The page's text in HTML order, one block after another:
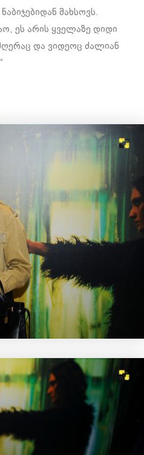
მახსოვს.
ეს არის ყველაზე დიდი
და ვიდეოც ძალიან